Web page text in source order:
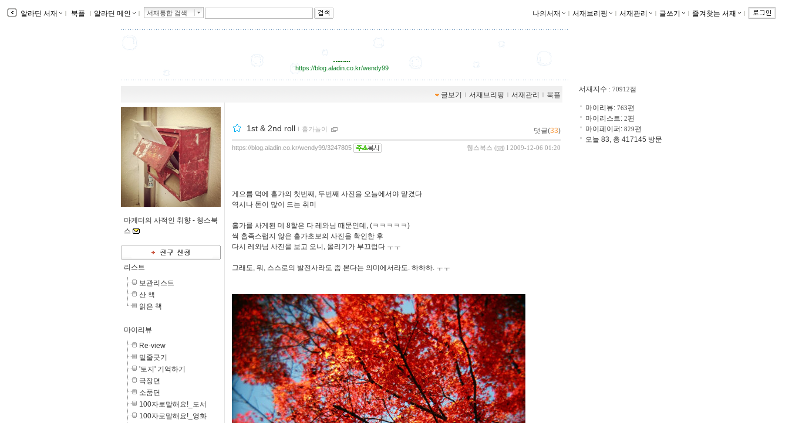
알라딘 서재 ｌ 북플 ｌ 알라딘 메인 ｌ 서재통합 검색 나의서재 ｌ 서재브리핑 ｌ 서재관리 ｌ 글쓰기 ｌ 즐겨찾는 서재 ｌ
.........
https://blog.aladin.co.kr/wendy99
글보기 ｌ 서재브리핑 ｌ 서재관리 ｌ 북플
마케터의 사적인 취향 - 웽스북
스
리스트
보관리스트
산 책
읽은 책
마이리뷰
Re-view
밑줄긋기
'토지' 기억하기
극장뎐
소품뎐
100자로말해요!_도서
100자로말해요!_영화
1st & 2nd roll ｌ 홀가놀이 댓글(33)
웽스북스 ( ) l 2009-12-06 01:20
https://blog.aladin.co.kr/wendy99/3247805
게으름 덕에 홀가의 첫번째, 두번째 사진을 오늘에서야 맡겼다
역시나 돈이 많이 드는 취미
홀가를 사게된 데 8할은 다 레와님 때문인데, (ㅋㅋㅋㅋㅋ)
썩 흡족스럽지 않은 홀가초보의 사진을 확인한 후
다시 레와님 사진을 보고 오니, 올리기가 부끄럽다 ㅜㅜ
그래도, 뭐, 스스로의 발전사라도 좀 본다는 의미에서라도. 하하하. ㅜㅜ
서재지수 : 70912점
마이리뷰: 763편
마이리스트: 2편
마이페이퍼: 829편
오늘 83, 총 417145 방문